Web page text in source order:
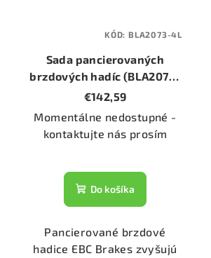
Sada pancierovaných
brzdových hadíc (BLA2073-
4L)
€142,59
Momentálne nedostupné -
kontaktujte nás prosím
Do košíka
Pancierované brzdové
hadice EBC Brakes zvyšujú
KÓD: BLA2073-4L